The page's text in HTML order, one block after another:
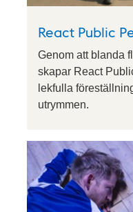
React Public
Genom att blanda
skapar React
lekfulla
utrymmen.